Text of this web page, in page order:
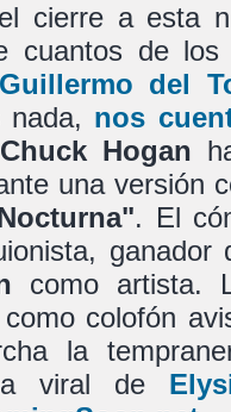
cierre a esta
cuantos de los
Guillermo del
nada, nos
Chuck Hogan
una versión
. El
como artista.
colofón
la
viral de